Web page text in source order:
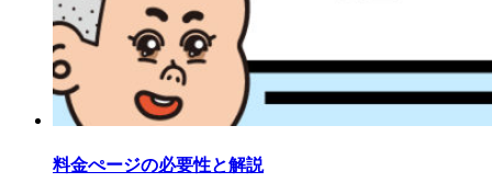
料金ぺージの必要性と解説